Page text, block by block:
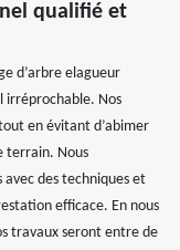
qualifié et
d’arbre elagueur
irréprochable. Nos
en évitant d’abimer
terrain. Nous
avec des techniques et
efficace. En nous
travaux seront entre de